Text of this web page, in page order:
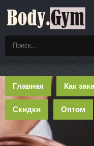
Главная Как
Скидки Оптом